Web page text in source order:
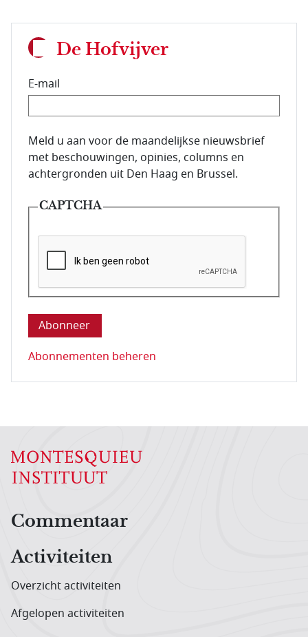
De Hofvijver
E-mail
E-mailadres van de abonnee.
Meld u aan voor de maandelijkse nieuwsbrief
met beschouwingen, opinies, columns en
achtergronden uit Den Haag en Brussel.
CAPTCHA
Deze vraag is om te controleren dat u een mens
Abonnementen beheren
Hoofdnavigatiemenu
Commentaar
Activiteiten
Overzicht activiteiten
Afgelopen activiteiten